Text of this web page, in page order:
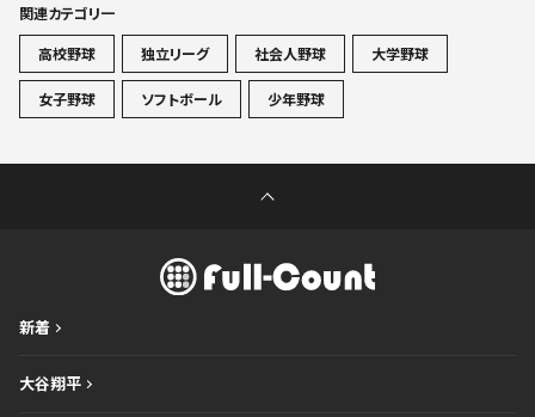
関連カテゴリ一
高校野球
独立リーグ 社会人野球 大学野球
女子野球 ソフトボール 少年野球
新着
大谷翔平